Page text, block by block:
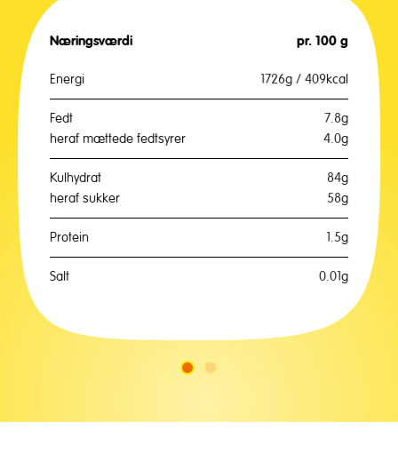
Næringsværdi pr. 100 g
Energi 1726g / 409kcal
Fedt
7.8g
heraf mættede fedtsyrer
4.0g
Kulhydrat
84g
heraf sukker
58g
Protein 1.5g
Salt 0.01g
Gå
1
Gå
2